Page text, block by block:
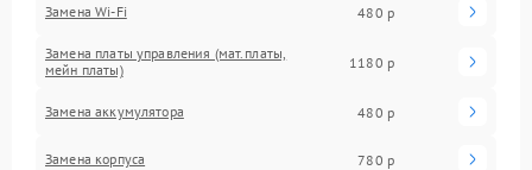
Замена Wi-Fi 480 р
Замена платы управления (мат.платы,
мейн платы)
1180 р
Замена аккумулятора 480 р
Замена корпуса 780 р